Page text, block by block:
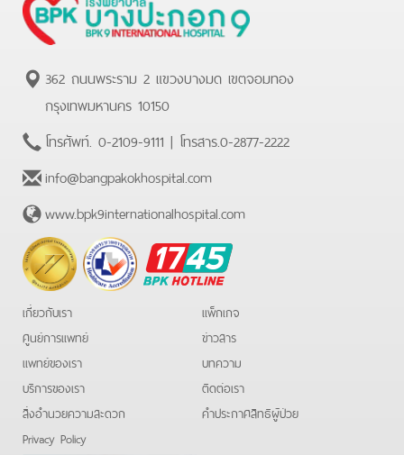
362 ถนนพระราม 2 แขวงบางมด เขตจอมทอง
กรุงเทพมหานคร 10150
โทรศัพท์. 0-2109-9111 | โทรสาร.0-2877-2222
info@bangpakokhospital.com
www.bpk9internationalhospital.com
BPK
Hotline
เกี่ยวกับเรา
ศูนย์การแพทย์
แพทย์ของเรา
บริการของเรา
สิ่งอำนวยความสะดวก
Privacy Policy
แพ็กเกจ
ข่าวสาร
บทความ
ติดต่อเรา
คําประกาศสิทธิผู้ป่วย